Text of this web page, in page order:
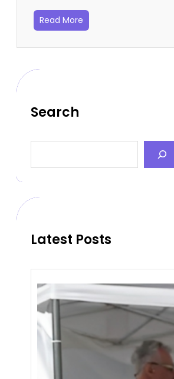
Read More
Search
a
c
Latest Posts